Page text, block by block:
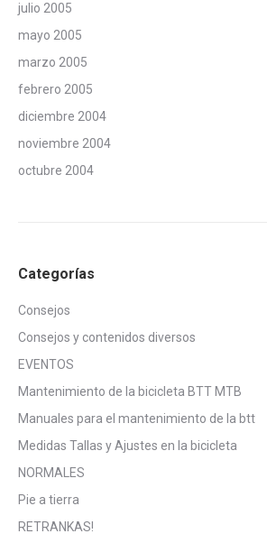
julio 2005
mayo 2005
marzo 2005
febrero 2005
diciembre 2004
noviembre 2004
octubre 2004
Categorías
Consejos
Consejos y contenidos diversos
EVENTOS
Mantenimiento de la bicicleta BTT MTB
Manuales para el mantenimiento de la btt
Medidas Tallas y Ajustes en la bicicleta
NORMALES
Pie a tierra
RETRANKAS!